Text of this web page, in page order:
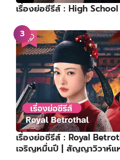
เรื่องย่อซีรีส์ : High
เรื่องย่อซีรีส์ : Royal
เจริญหมื่นปี | สัญญาวิวาห์แ